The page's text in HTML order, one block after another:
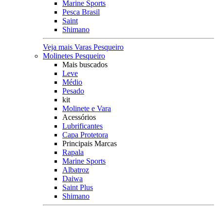
Marine Sports
Pesca Brasil
Saint
Shimano
Veja mais Varas Pesqueiro
Molinetes Pesqueiro
Mais buscados
Leve
Médio
Pesado
kit
Molinete e Vara
Acessórios
Lubrificantes
Capa Protetora
Principais Marcas
Rapala
Marine Sports
Albatroz
Daiwa
Saint Plus
Shimano